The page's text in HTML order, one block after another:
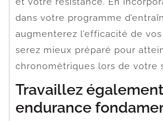
dans votre programme
augmenterez l’efficacité de
serez mieux préparé pour
chronométriques lors de votre
Travaillez
endurance